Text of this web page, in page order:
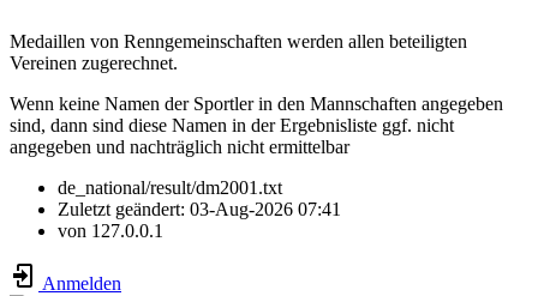
Medaillen von Renngemeinschaften werden allen beteiligten
Vereinen zugerechnet.
Wenn keine Namen der Sportler in den Mannschaften angegeben
sind, dann sind diese Namen in der Ergebnisliste ggf. nicht
angegeben und nachträglich nicht ermittelbar
de_national/result/dm2001.txt
Zuletzt geändert: 03-Aug-2026 07:41
von 127.0.0.1
Anmelden